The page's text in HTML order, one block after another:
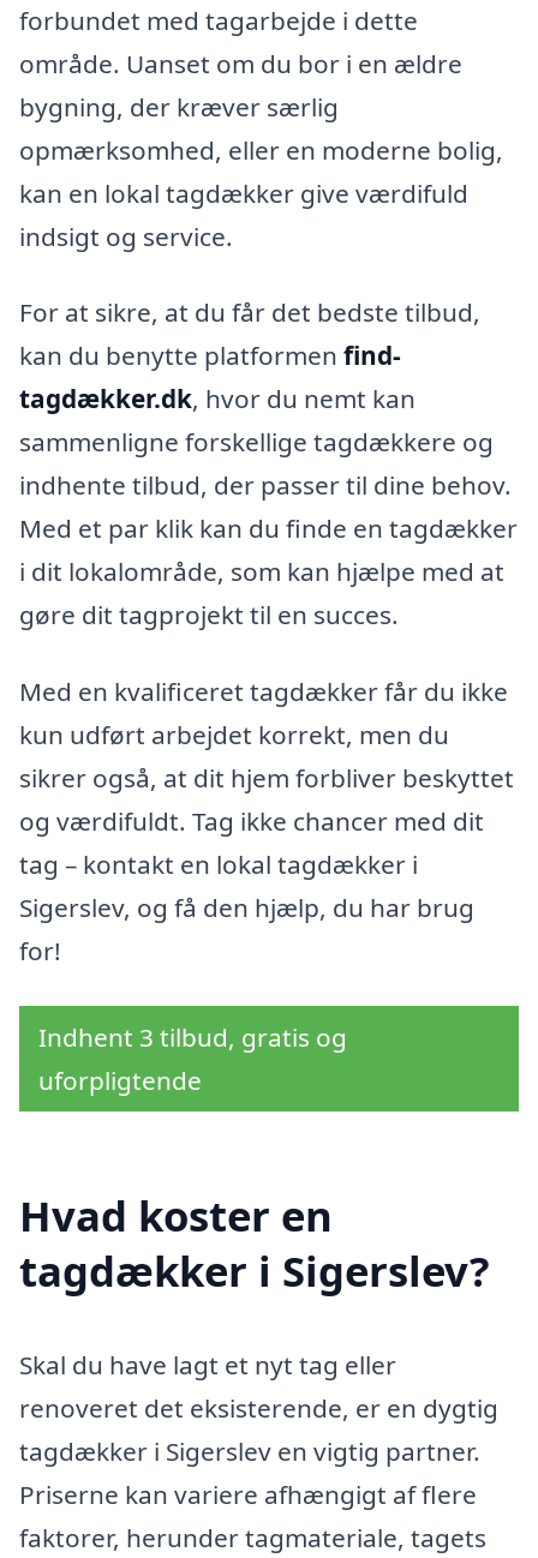
forbundet med tagarbejde i dette
område. Uanset om du bor i en ældre
bygning, der kræver særlig
opmærksomhed, eller en moderne bolig,
kan en lokal tagdækker give værdifuld
indsigt og service.
For at sikre, at du får det bedste tilbud,
kan du benytte platformen find-
tagdækker.dk, hvor du nemt kan
sammenligne forskellige tagdækkere og
indhente tilbud, der passer til dine behov.
Med et par klik kan du finde en tagdækker
i dit lokalområde, som kan hjælpe med at
gøre dit tagprojekt til en succes.
Med en kvalificeret tagdækker får du ikke
kun udført arbejdet korrekt, men du
sikrer også, at dit hjem forbliver beskyttet
og værdifuldt. Tag ikke chancer med dit
tag – kontakt en lokal tagdækker i
Sigerslev, og få den hjælp, du har brug
for!
Indhent 3 tilbud, gratis og
uforpligtende
Hvad koster en
tagdækker i Sigerslev?
Skal du have lagt et nyt tag eller
renoveret det eksisterende, er en dygtig
tagdækker i Sigerslev en vigtig partner.
Priserne kan variere afhængigt af flere
faktorer, herunder tagmateriale, tagets